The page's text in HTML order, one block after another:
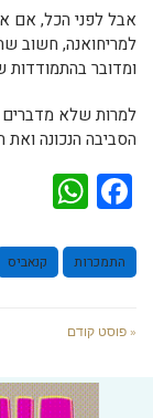
אבל לפני הכל, אם
למריחואנה, חשוב
ומדובר
למרות שלא מדברים
הסביבה הנכונה
התמכרות קנאביס
« פוסט קודם